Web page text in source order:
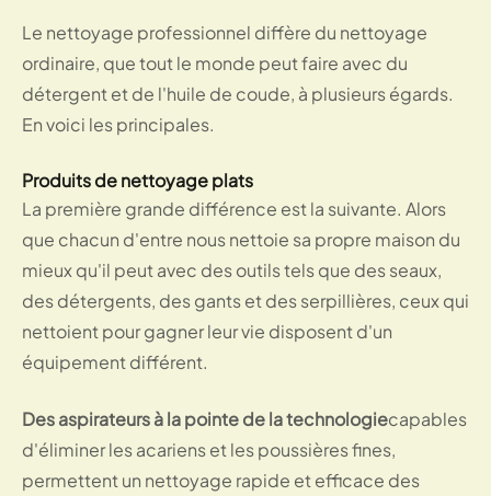
Le nettoyage professionnel diffère du nettoyage
ordinaire, que tout le monde peut faire avec du
détergent et de l'huile de coude, à plusieurs égards.
En voici les principales.
Produits de nettoyage plats
La première grande différence est la suivante. Alors
que chacun d'entre nous nettoie sa propre maison du
mieux qu'il peut avec des outils tels que des seaux,
des détergents, des gants et des serpillières, ceux qui
nettoient pour gagner leur vie disposent d'un
équipement différent.
Des aspirateurs à la pointe de la technologiecapables
d'éliminer les acariens et les poussières fines,
permettent un nettoyage rapide et efficace des